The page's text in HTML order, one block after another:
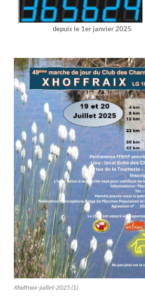
depuis le 1er janvier 2025
Xhoffraix-juillet-2025 (1)